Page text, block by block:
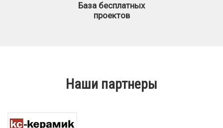
База бесплатных
проектов
Наши партнеры